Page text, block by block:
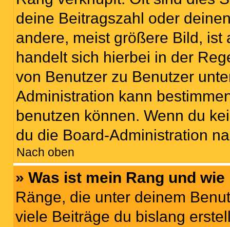
deine Beitragszahl oder
andere, meist größere Bild, ist
handelt sich hierbei in der
von Benutzer zu Benutzer
Administration kann
benutzen können. Wenn du
du die Board-Administration
Nach oben
» Was ist mein Rang und
Ränge, die unter deinem
viele Beiträge du bislang